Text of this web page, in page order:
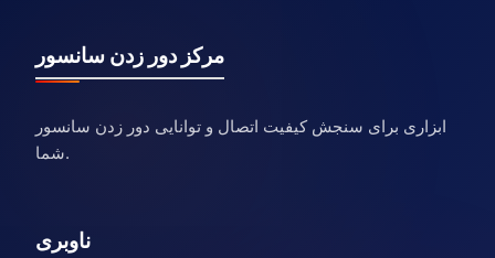
مرکز دور زدن سانسور
ابزاری برای سنجش کیفیت اتصال و توانایی دور زدن سانسور
شما.
ناوبری